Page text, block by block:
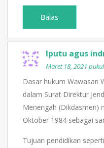
Balas
Iputu agus
Maret 18, 2021
Dasar hukum Wawasan
dalam Surat Direktur
Menengah (Dikdasmen)
Oktober 1984 sebagai
Tujuan pendidikan